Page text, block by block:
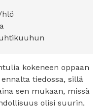
kokeneen oppaan
tiedossa, sillä
sen mukaan, missä
olisi suurin.